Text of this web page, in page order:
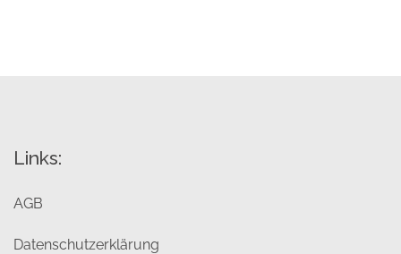
Links:
AGB
Datenschutzerklärung